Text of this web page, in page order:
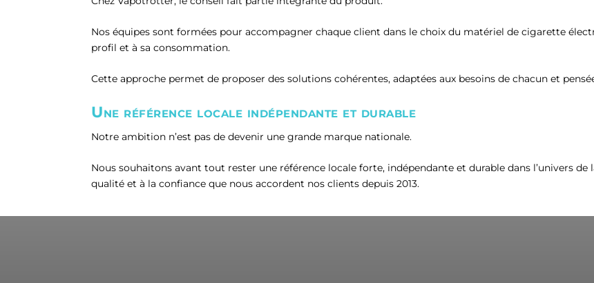
Nos équipes sont formées pour accompagner chaque client dans le choix du matériel de cigarette
profil et à sa consommation.
Cette approche permet de proposer des solutions cohérentes, adaptées aux besoins de chacun et
Une référence locale indépendante et durable
Notre ambition n’est pas de devenir une grande marque nationale.
Nous souhaitons avant tout rester une référence locale forte, indépendante et durable dans l’univers de
qualité et à la confiance que nous accordent nos clients depuis 2013.